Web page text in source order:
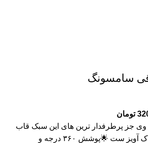
سامسونگ
تومان
جز پرطرفدار ترین های این سبک قاب
ست 🌟پوشش ۳۶۰ درجه و